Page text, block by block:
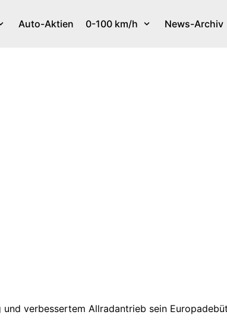
Auto-Aktien 0-100 km/h News-Archiv
verbessertem Allradantrieb sein